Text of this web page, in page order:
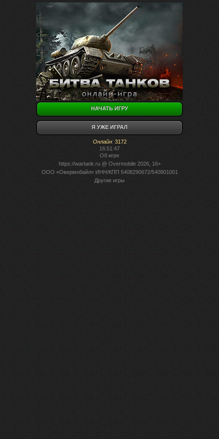
НАЧАТЬ ИГРУ
Я УЖЕ ИГРАЛ
Онлайн: 3172
16:51:47
Об игре
https://wartank.ru@ Overmobile 2026, 16+
ООО «Овермобайл» ИНН/КПП 5408290672/540801001
Другие игры